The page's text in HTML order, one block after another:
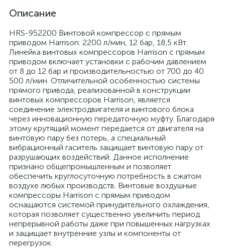
Описание
HRS-952200 Винтовой компрессор с прямым
приводом Harrison: 2200 л/мин, 12 бар, 18,5 кВт.
Линейка винтовых компрессоров Harrison с прямым
приводом включает установки с рабочим давлением
от 8 до 12 бар и производительностью от 700 до 40
500 л/мин. Отличительной особенностью системы
прямого привода, реализованной в конструкции
винтовых компрессоров Harrison, является
соединение электродвигателя и винтового блока
через инновационную передаточную муфту. Благодаря
этому крутящий момент передается от двигателя на
винтовую пару без потерь, а специальный
вибрационный гаситель защищает винтовую пару от
разрушающих воздействий. Данное исполнение
признано общепромышленным и позволяет
обеспечить круглосуточную потребность в сжатом
воздухе любых производств. Винтовые воздушные
компрессоры Harrison с прямым приводом
оснащаются системой принудительного охлаждения,
которая позволяет существенно увеличить период
непрерывной работы даже при повышенных нагрузках
и защищает внутренние узлы и компоненты от
перегрузок.